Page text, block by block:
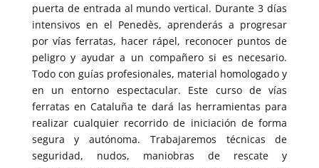
puerta de entrada al mundo vertical. Durante 3 días
intensivos en el Penedès, aprenderás a progresar
por vías ferratas, hacer rápel, reconocer puntos de
peligro y ayudar a un compañero si es necesario.
Todo con guías profesionales, material homologado y
en un entorno espectacular. Este curso de vías
ferratas en Cataluña te dará las herramientas para
realizar cualquier recorrido de iniciación de forma
segura y autónoma. Trabajaremos técnicas de
seguridad, nudos, maniobras de rescate y